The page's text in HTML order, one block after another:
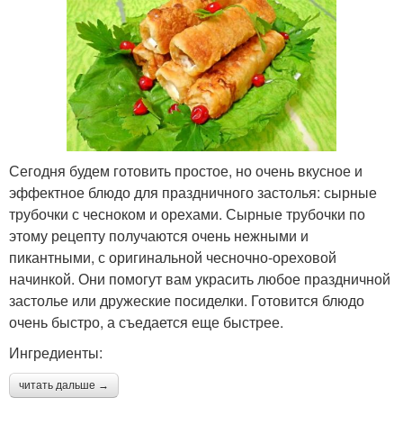
Сегодня будем готовить простое, но очень вкусное и
эффектное блюдо для праздничного застолья: сырные
трубочки с чесноком и орехами. Сырные трубочки по
этому рецепту получаются очень нежными и
пикантными, с оригинальной чесночно-ореховой
начинкой. Они помогут вам украсить любое праздничной
застолье или дружеские посиделки. Готовится блюдо
очень быстро, а съедается еще быстрее.
Ингредиенты:
читать дальше →